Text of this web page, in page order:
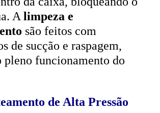
A limpeza e
são feitos com
de sucção e raspagem,
pleno funcionamento do
de Alta Pressão